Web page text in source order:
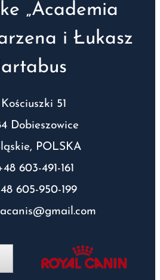
„Academia
i Łukasz
51
Dobieszowice
POLSKA
603-491-161
605-950-199